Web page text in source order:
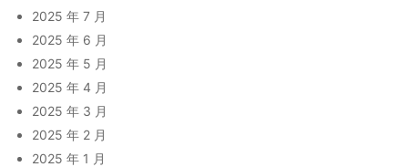
2025 年 7 月
2025 年 6 月
2025 年 5 月
2025 年 4 月
2025 年 3 月
2025 年 2 月
2025 年 1 月